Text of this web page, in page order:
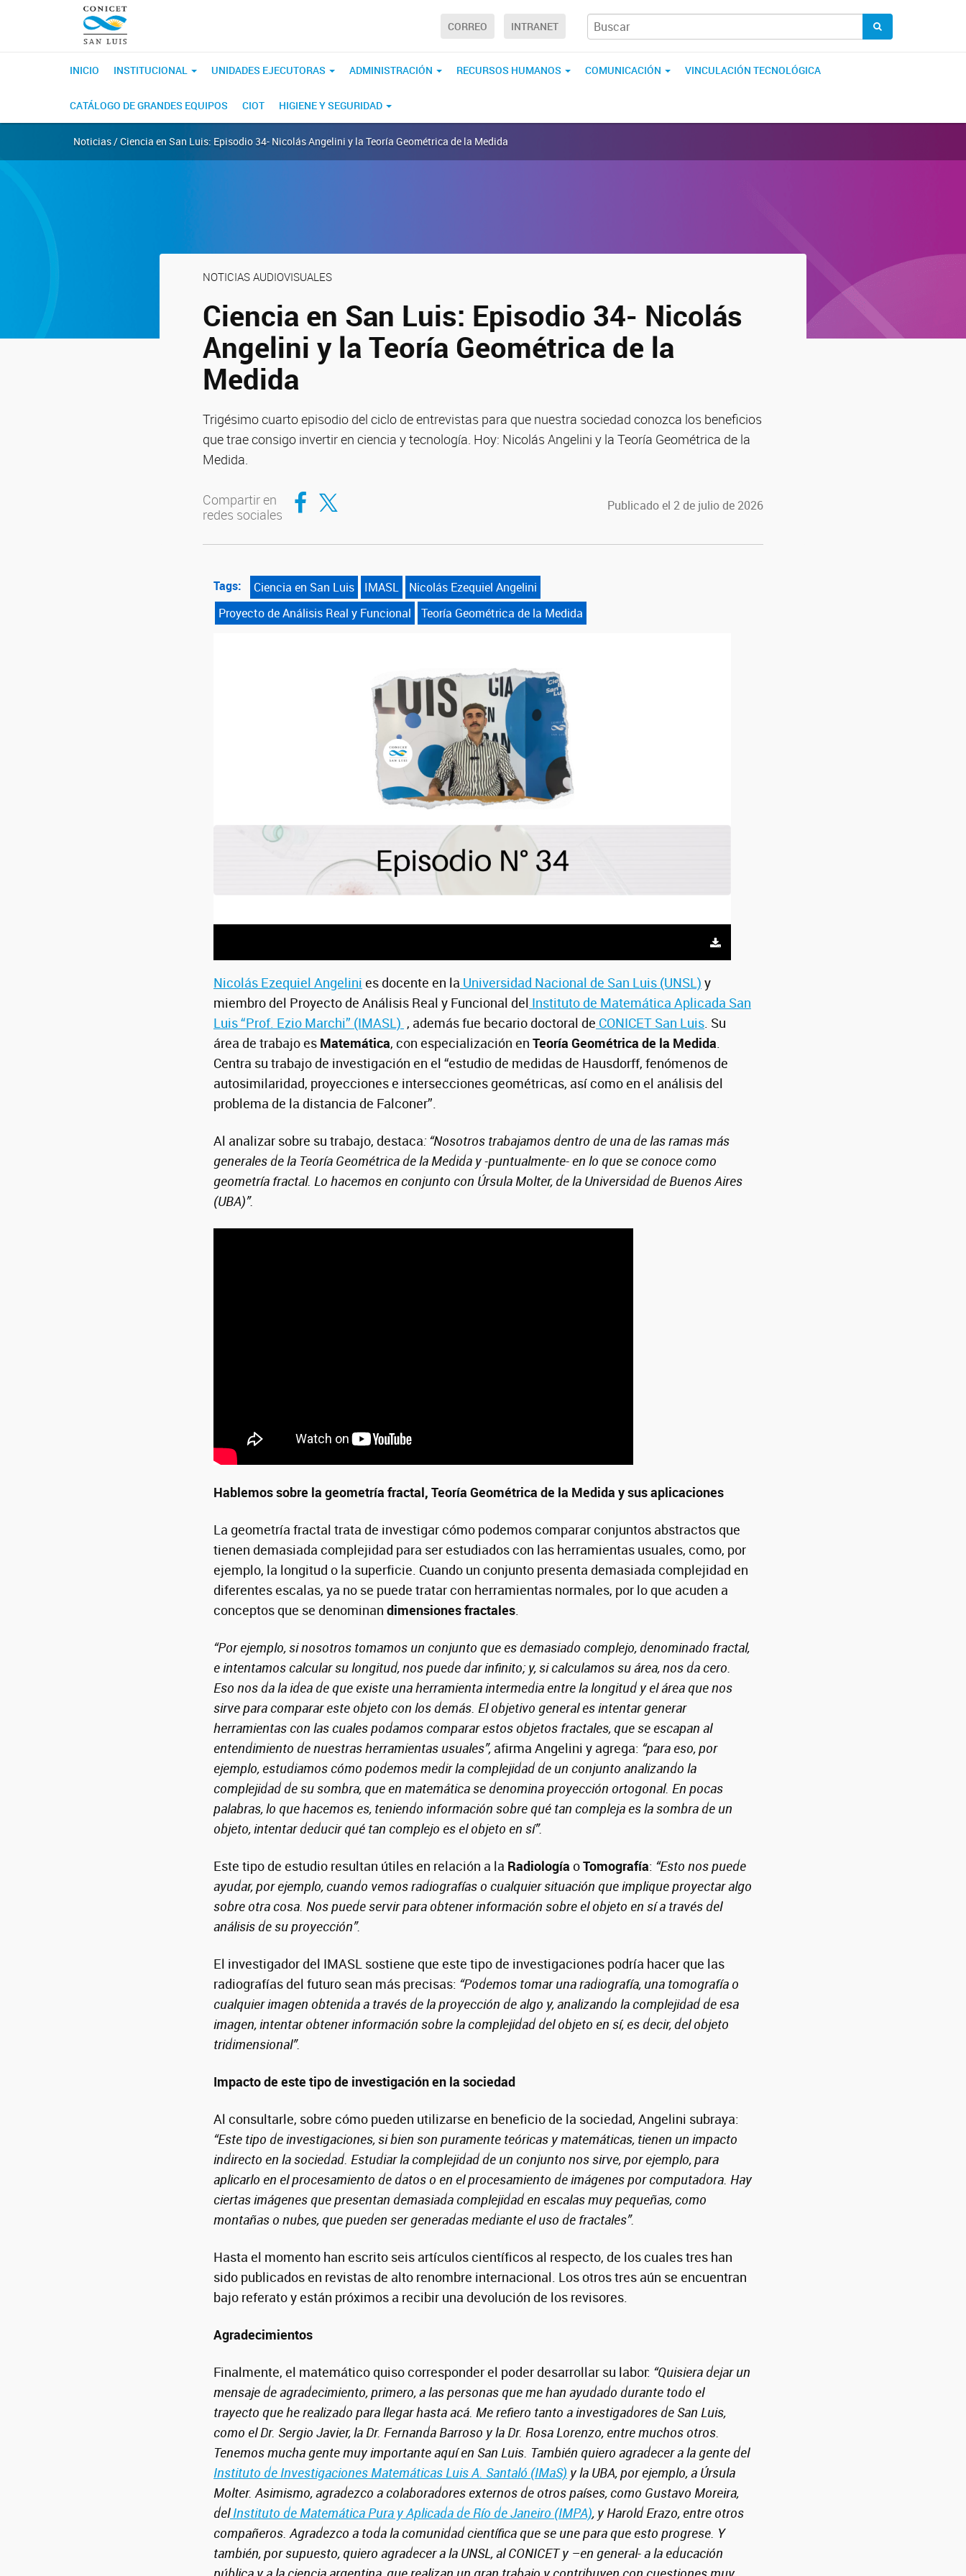
CORREO INTRANET
INICIO INSTITUCIONAL UNIDADES EJECUTORAS ADMINISTRACIÓN RECURSOS HUMANOS COMUNICACIÓN VINCULACIÓN TECNOLÓGICA
CATÁLOGO DE GRANDES EQUIPOS CIOT HIGIENE Y SEGURIDAD
Noticias / Ciencia en San Luis: Episodio 34- Nicolás Angelini y la Teoría Geométrica de la Medida
NOTICIAS AUDIOVISUALES
Ciencia en San Luis: Episodio 34- Nicolás
Angelini y la Teoría Geométrica de la
Medida
Trigésimo cuarto episodio del ciclo de entrevistas para que nuestra sociedad conozca los beneficios
que trae consigo invertir en ciencia y tecnología. Hoy: Nicolás Angelini y la Teoría Geométrica de la
Medida.
Compartir en
redes sociales
Compartir en Facebook
Compartir en Twitter Publicado el 2 de julio de 2026
Tags: Ciencia en San Luis IMASL
Nicolás Ezequiel Angelini
Proyecto de Análisis Real y Funcional
Teoría Geométrica de la Medida
Nicolás Ezequiel Angelini es docente en la Universidad Nacional de San Luis (UNSL) y
miembro del Proyecto de Análisis Real y Funcional del Instituto de Matemática Aplicada San
Luis “Prof. Ezio Marchi” (IMASL) , además fue becario doctoral de CONICET San Luis. Su
área de trabajo es Matemática, con especialización en Teoría Geométrica de la Medida.
Centra su trabajo de investigación en el “estudio de medidas de Hausdorff, fenómenos de
autosimilaridad, proyecciones e intersecciones geométricas, así como en el análisis del
problema de la distancia de Falconer”.
Al analizar sobre su trabajo, destaca: “Nosotros trabajamos dentro de una de las ramas más
generales de la Teoría Geométrica de la Medida y -puntualmente- en lo que se conoce como
geometría fractal. Lo hacemos en conjunto con Úrsula Molter, de la Universidad de Buenos Aires
(UBA)”.
Hablemos sobre la geometría fractal, Teoría Geométrica de la Medida y sus aplicaciones
La geometría fractal trata de investigar cómo podemos comparar conjuntos abstractos que
tienen demasiada complejidad para ser estudiados con las herramientas usuales, como, por
ejemplo, la longitud o la superficie. Cuando un conjunto presenta demasiada complejidad en
diferentes escalas, ya no se puede tratar con herramientas normales, por lo que acuden a
conceptos que se denominan dimensiones fractales.
“Por ejemplo, si nosotros tomamos un conjunto que es demasiado complejo, denominado fractal,
e intentamos calcular su longitud, nos puede dar infinito; y, si calculamos su área, nos da cero.
Eso nos da la idea de que existe una herramienta intermedia entre la longitud y el área que nos
sirve para comparar este objeto con los demás. El objetivo general es intentar generar
herramientas con las cuales podamos comparar estos objetos fractales, que se escapan al
entendimiento de nuestras herramientas usuales”, afirma Angelini y agrega: “para eso, por
ejemplo, estudiamos cómo podemos medir la complejidad de un conjunto analizando la
complejidad de su sombra, que en matemática se denomina proyección ortogonal. En pocas
palabras, lo que hacemos es, teniendo información sobre qué tan compleja es la sombra de un
objeto, intentar deducir qué tan complejo es el objeto en sí”.
Este tipo de estudio resultan útiles en relación a la Radiología oTomografía: “Esto nos puede
ayudar, por ejemplo, cuando vemos radiografías o cualquier situación que implique proyectar algo
sobre otra cosa. Nos puede servir para obtener información sobre el objeto en sí a través del
análisis de su proyección”.
El investigador del IMASL sostiene que este tipo de investigaciones podría hacer que las
radiografías del futuro sean más precisas: “Podemos tomar una radiografía, una tomografía o
cualquier imagen obtenida a través de la proyección de algo y, analizando la complejidad de esa
imagen, intentar obtener información sobre la complejidad del objeto en sí, es decir, del objeto
tridimensional”.
Impacto de este tipo de investigación en la sociedad
Al consultarle, sobre cómo pueden utilizarse en beneficio de la sociedad, Angelini subraya:
“Este tipo de investigaciones, si bien son puramente teóricas y matemáticas, tienen un impacto
indirecto en la sociedad. Estudiar la complejidad de un conjunto nos sirve, por ejemplo, para
aplicarlo en el procesamiento de datos o en el procesamiento de imágenes por computadora. Hay
ciertas imágenes que presentan demasiada complejidad en escalas muy pequeñas, como
montañas o nubes, que pueden ser generadas mediante el uso de fractales”.
Hasta el momento han escrito seis artículos científicos al respecto, de los cuales tres han
sido publicados en revistas de alto renombre internacional. Los otros tres aún se encuentran
bajo referato y están próximos a recibir una devolución de los revisores.
Agradecimientos
Finalmente, el matemático quiso corresponder el poder desarrollar su labor: “Quisiera dejar un
mensaje de agradecimiento, primero, a las personas que me han ayudado durante todo el
trayecto que he realizado para llegar hasta acá. Me refiero tanto a investigadores de San Luis,
como el Dr. Sergio Javier, la Dr. Fernanda Barroso y la Dr. Rosa Lorenzo, entre muchos otros.
Tenemos mucha gente muy importante aquí en San Luis. También quiero agradecer a la gente del
Instituto de Investigaciones Matemáticas Luis A. Santaló (IMaS) y la UBA, por ejemplo, a Úrsula
Molter. Asimismo, agradezco a colaboradores externos de otros países, como Gustavo Moreira,
del Instituto de Matemática Pura y Aplicada de Río de Janeiro (IMPA), y Harold Erazo, entre otros
compañeros. Agradezco a toda la comunidad científica que se une para que esto progrese. Y
también, por supuesto, quiero agradecer a la UNSL, al CONICET y –en general- a la educación